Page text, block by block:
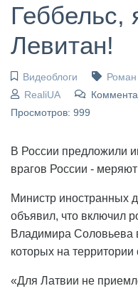
Геббельс,
Левитан!
Видеоблоги
RealiUA
Просмотров: 999
В России предложили
врагов России -
Министр иностранных
объявил, что включил
Владимира Соловьева
которых на
«Для Латвии не